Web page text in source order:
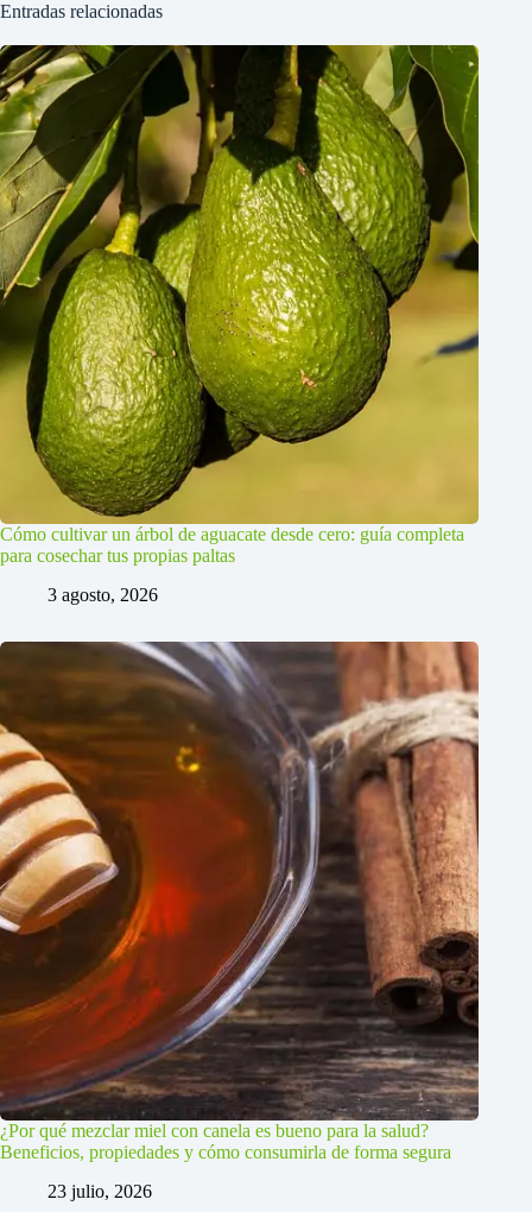
Entradas relacionadas
Cómo cultivar un árbol de aguacate desde cero: guía completa
para cosechar tus propias paltas
3 agosto, 2026
¿Por qué mezclar miel con canela es bueno para la salud?
Beneficios, propiedades y cómo consumirla de forma segura
23 julio, 2026